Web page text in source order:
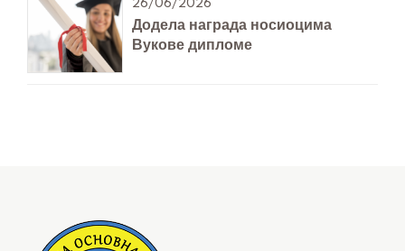
26/06/2026
Додела награда носиоцима
Вукове дипломе